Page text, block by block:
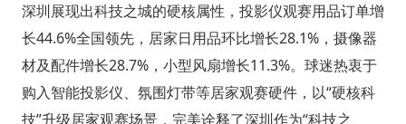
深圳展现出科技之城的硬核属性，投影仪观赛用品订单增
长44.6%全国领先，居家日用品环比增长28.1%，摄像器
材及配件增长28.7%，小型风扇增长11.3%。球迷热衷于
购入智能投影仪、氛围灯带等居家观赛硬件，以“硬核科
技”升级居家观赛场景，完美诠释了深圳作为“科技之